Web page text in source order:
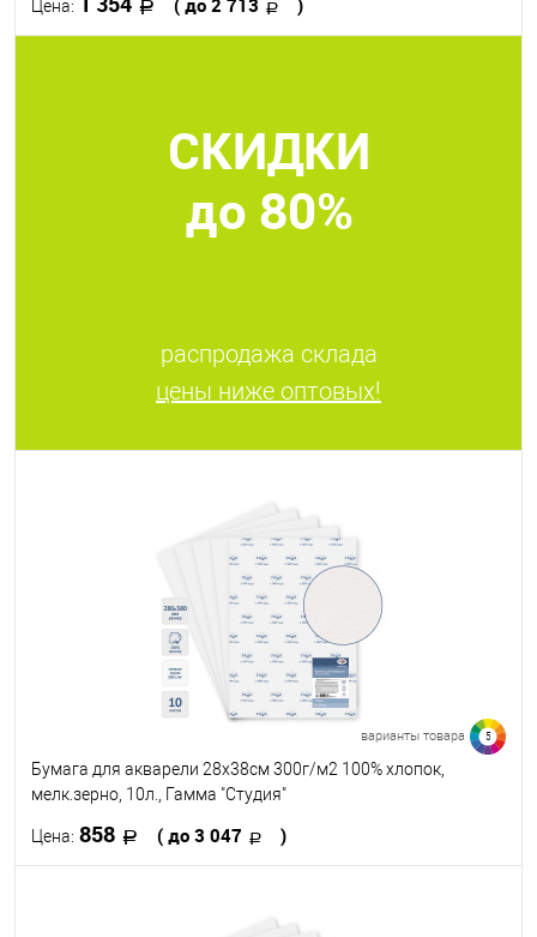
Цена:
В наличии
56 х 76
СКИДКИ
до 80%
распродажа склада
цены ниже оптовых!
варианты товара 5
Бумага для акварели 28х38см 300г/м2 100% хлопок,
мелк.зерно, 10л., Гамма "Студия"
Цена: 858 ( до 3 047 )